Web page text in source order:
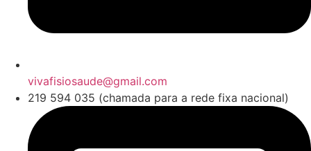
vivafisiosaude@gmail.com
219 594 035 (chamada para a rede fixa nacional)